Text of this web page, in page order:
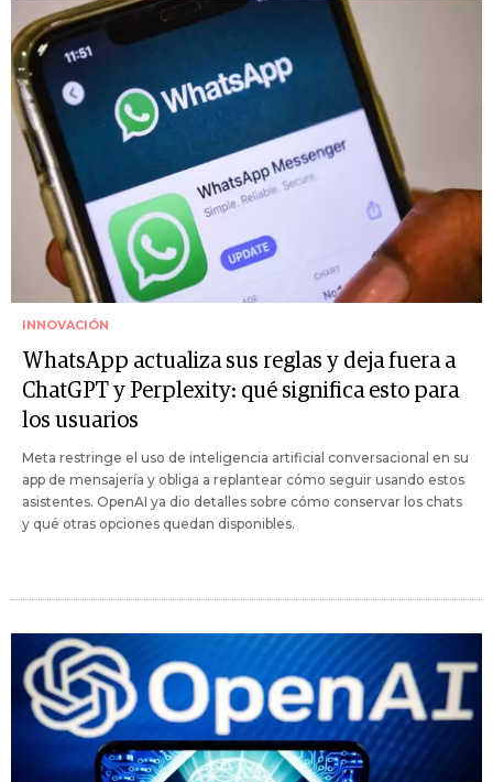
INNOVACIÓN
WhatsApp actualiza sus reglas y deja fuera a
ChatGPT y Perplexity: qué significa esto para
los usuarios
Meta restringe el uso de inteligencia artificial conversacional en su
app de mensajería y obliga a replantear cómo seguir usando estos
asistentes. OpenAI ya dio detalles sobre cómo conservar los chats
y qué otras opciones quedan disponibles.